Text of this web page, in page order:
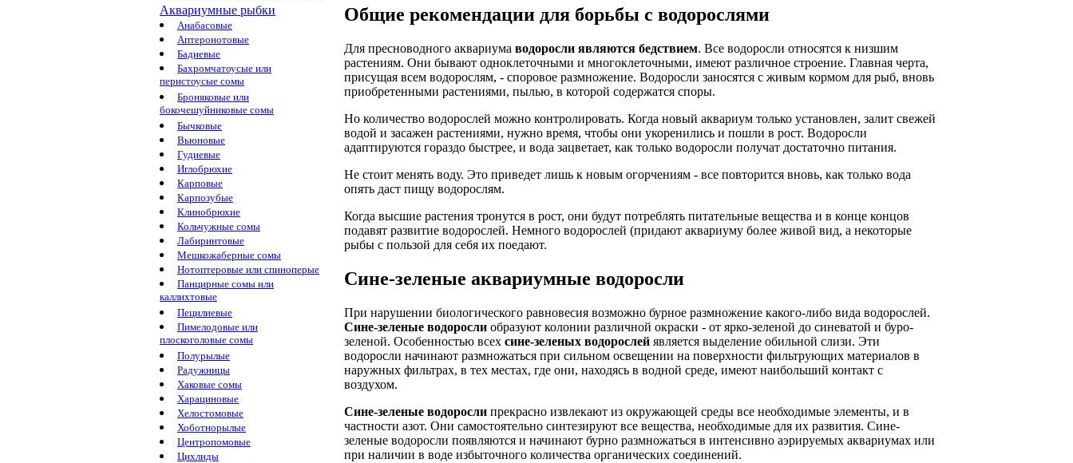
Аквариумные рыбки
Анабасовые
Аптеронотовые
Бадиевые
Бахромчатоусые или
перистоусые сомы
Броняковые или
бокочешуйниковые сомы
Бычковые
Вьюновые
Гудиевые
Иглобрюхие
Карповые
Карпозубые
Клинобрюхие
Кольчужные сомы
Лабиринтовые
Мешкожаберные сомы
Нотоптеровые или спиноперые
Панцирные сомы или
каллихтовые
Пецилиевые
Пимелодовые или
плоскоголовые сомы
Полурылые
Радужницы
Хаковые сомы
Харациновые
Хелостомовые
Хоботнорылые
Центропомовые
Цихлиды
Общие рекомендации для борьбы с водорослями
Для пресноводного аквариума водоросли являются бедствием. Все водоросли относятся к низшим
растениям. Они бывают одноклеточными и многоклеточными, имеют различное строение. Главная черта,
присущая всем водорослям, - споровое размножение. Водоросли заносятся с живым кормом для рыб, вновь
приобретенными растениями, пылью, в которой содержатся споры.
Но количество водорослей можно контролировать. Когда новый аквариум только установлен, залит свежей
водой и засажен растениями, нужно время, чтобы они укоренились и пошли в рост. Водоросли
адаптируются гораздо быстрее, и вода зацветает, как только водоросли получат достаточно питания.
Не стоит менять воду. Это приведет лишь к новым огорчениям - все повторится вновь, как только вода
опять даст пищу водорослям.
Когда высшие растения тронутся в рост, они будут потреблять питательные вещества и в конце концов
подавят развитие водорослей. Немного водорослей (придают аквариуму более живой вид, а некоторые
рыбы с пользой для себя их поедают.
Сине-зеленые аквариумные водоросли
При нарушении биологического равновесия возможно бурное размножение какого-либо вида водорослей.
Сине-зеленые водоросли образуют колонии различной окраски - от ярко-зеленой до синеватой и буро-
зеленой. Особенностью всех сине-зеленых водорослей является выделение обильной слизи. Эти
водоросли начинают размножаться при сильном освещении на поверхности фильтрующих материалов в
наружных фильтрах, в тех местах, где они, находясь в водной среде, имеют наибольший контакт с
воздухом.
Сине-зеленые водоросли прекрасно извлекают из окружающей среды все необходимые элементы, и в
частности азот. Они самостоятельно синтезируют все вещества, необходимые для их развития. Сине-
зеленые водоросли появляются и начинают бурно размножаться в интенсивно аэрируемых аквариумах или
при наличии в воде избыточного количества органических соединений.